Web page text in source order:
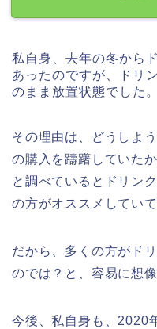
私自身、去年の冬から
あったのですが、ドリ
のまま放置状態でした。
その理由は、どうしよ
の購入を躊躇していた
と調べているとドリン
の方がオススメしてい
だから、多くの方がド
のでは？と、容易に想
今後、私自身も、2020